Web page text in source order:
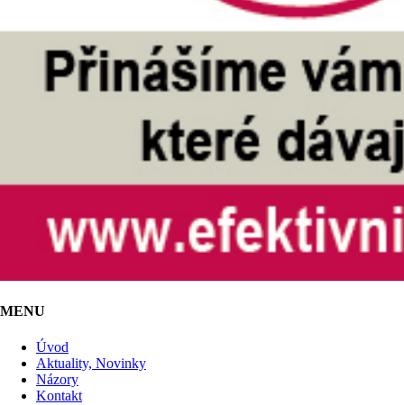
MENU
Úvod
Aktuality, Novinky
Názory
Kontakt